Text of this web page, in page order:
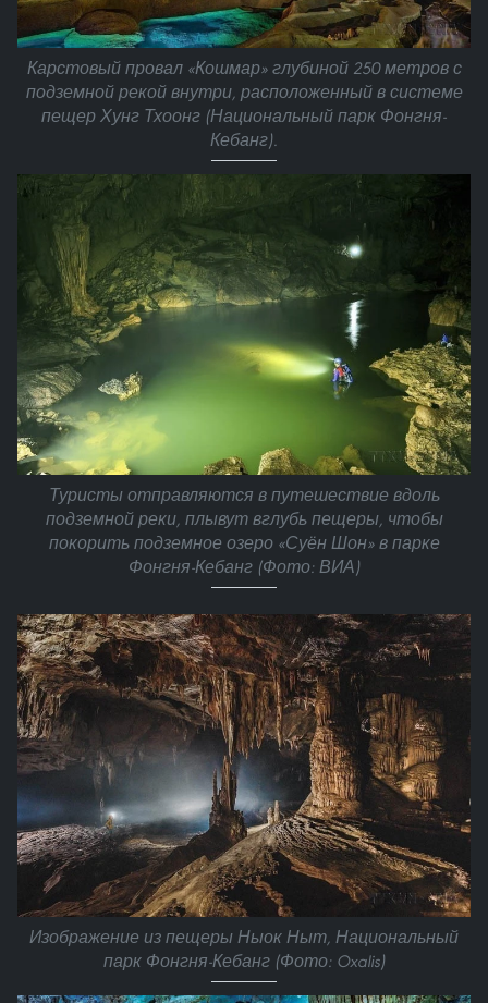
Карстовый провал «Кошмар» глубиной 250 метров с
подземной рекой внутри, расположенный в системе
пещер Хунг Тхоонг (Национальный парк Фонгня-
Кебанг).
Туристы отправляются в путешествие вдоль
подземной реки, плывут вглубь пещеры, чтобы
покорить подземное озеро «Суён Шон» в парке
Фонгня-Кебанг (Фото: ВИА)
Изображение из пещеры Ныок Ныт, Национальный
парк Фонгня-Кебанг (Фото: Oxalis)